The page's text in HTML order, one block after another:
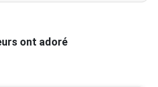
ont adoré